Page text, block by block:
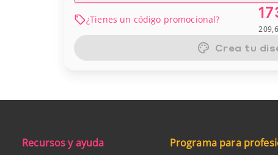
¿Tienes un código promocional?
Crea tu
Recursos y ayuda Programa para